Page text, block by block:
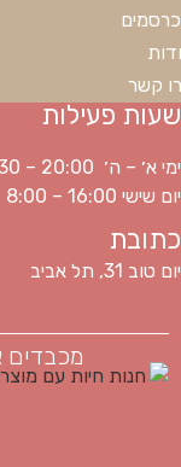
קשר
שעות פעילות
ימי א׳ – ה׳ 20:00 – 8:30
יום שישי 16:00 – 8:00
כתובת
יום טוב 31, תל אביב
מכבדים